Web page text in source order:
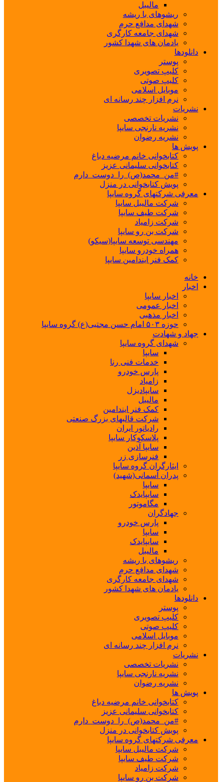
مالیبل
ریشوهای با ریشه
شهدای مدافع حرم
شهدای جامعه کارگری
یادمان های شهدا کشور
دانلودها
پوستر
کلیپ تصویری
کلیپ صوتی
موبایل اسلامی
نرم افزار چند رسانه ای
نشریات
نشریات تخصصی
نشریه نارنجی سایپا
نشریه رضوان
پویش ها
کتابخوانی خانم مرضیه دباغ
کتابخوانی سلیمانی عزیز
#من_محمد(ص)_را_دوست_دارم
پویش کتابخوانی در منزل
معرفی شرکتهای گروه سایپا
شرکت مالیبل سایپا
شرکت طیف سایپا
شرکت زامیاد
شرکت بن رو سایپا
مهندسی توسعه سایپا(سیکو)
همراه خودرو سایپا
کمک فنر ایندامین سایپا
خانه
اخبار
اخبار سایپا
اخبار عمومی
اخبار مذهبی
حوزه ۵۰۳ امام حسن مجتبی(ع) گروه سایپا
جهاد و شهادت
شهدای گروه سایپا
سایپا
خدمات فنی رنا
پارس خودرو
زامیاد
سایپادیزل
مالیبل
کمک فنر ایندامین
شرکت قالبهای بزرگ صنعتی
رادیاتور ایران
پلاسکوکار سایپا
سایپا آذین
فنرسازی زر
ایثارگران گروه سایپا
پدران آسمانی(شهید)
سایپا
سایپایدک
مگاموتور
جهادگران
پارس خودرو
سایپا
سایپایدک
مالیبل
ریشوهای با ریشه
شهدای مدافع حرم
شهدای جامعه کارگری
یادمان های شهدا کشور
دانلودها
پوستر
کلیپ تصویری
کلیپ صوتی
موبایل اسلامی
نرم افزار چند رسانه ای
نشریات
نشریات تخصصی
نشریه نارنجی سایپا
نشریه رضوان
پویش ها
کتابخوانی خانم مرضیه دباغ
کتابخوانی سلیمانی عزیز
#من_محمد(ص)_را_دوست_دارم
پویش کتابخوانی در منزل
معرفی شرکتهای گروه سایپا
شرکت مالیبل سایپا
شرکت طیف سایپا
شرکت زامیاد
شرکت بن رو سایپا